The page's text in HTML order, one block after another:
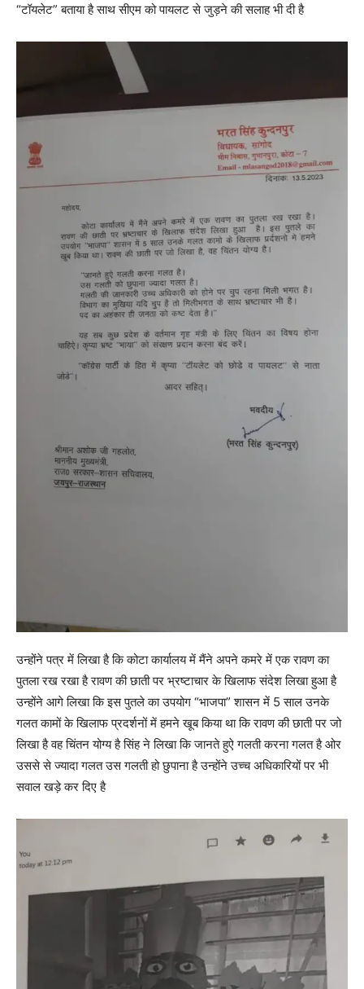
“टॉयलेट” बताया है साथ सीएम को पायलट से जुड़ने की सलाह भी दी है
उन्होंने पत्र में लिखा है कि कोटा कार्यालय में मैंने अपने कमरे में एक रावण का
पुतला रख रखा है रावण की छाती पर भ्रष्टाचार के खिलाफ संदेश लिखा हुआ है
उन्होंने आगे लिखा कि इस पुतले का उपयोग “भाजपा” शासन में 5 साल उनके
गलत कामों के खिलाफ प्रदर्शनों में हमने खूब किया था कि रावण की छाती पर जो
लिखा है वह चिंतन योग्य है सिंह ने लिखा कि जानते हुऐ गलती करना गलत है ओर
उससे से ज्यादा गलत उस गलती हो छुपाना है उन्होंने उच्च अधिकारियों पर भी
सवाल खड़े कर दिए है